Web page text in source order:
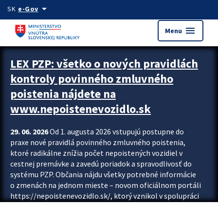
Preskocit na hlavný obsah
SK e-Govarrow_drop_down
Menu menu
Zastavit automatický posun upútavok
LEX PZP: všetko o nových pravidlách
kontroly povinného zmluvného
poistenia nájdete na
www.nepoistenevozidlo.sk
29. 06. 2026Od 1. augusta 2026 vstupujú postupne do
praxe nové pravidlá povinného zmluvného poistenia,
ktoré radikálne znížia počet nepoistených vozidiel v
cestnej premávke a zavedú poriadok a spravodlivosť do
systému PZP. Občania nájdu všetky potrebné informácie
o zmenách na jednom mieste – novom oficiálnom portáli
https://nepoistenevozidlo.sk/, ktorý vznikol v spolupráci